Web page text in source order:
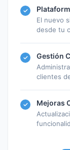
✓
El nuevo
desde tu
✓ Gestión
clientes
✓ Mejoras